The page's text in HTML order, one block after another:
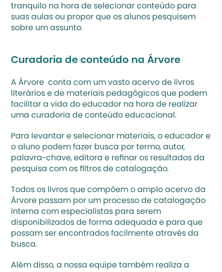
tranquilo na hora de selecionar conteúdo para
suas aulas ou propor que os alunos pesquisem
sobre um assunto.
Curadoria de conteúdo na Árvore
A Árvore conta com um vasto acervo de livros
literários e de materiais pedagógicos que podem
facilitar a vida do educador na hora de realizar
uma curadoria de conteúdo educacional.
Para levantar e selecionar materiais, o educador e
o aluno podem fazer busca por termo, autor,
palavra-chave, editora e refinar os resultados da
pesquisa com os filtros de catalogação.
Todos os livros que compõem o amplo acervo da
Árvore passam por um processo de catalogação
interna com especialistas para serem
disponibilizados de forma adequada e para que
possam ser encontrados facilmente através da
busca.
Além disso, a nossa equipe também realiza a